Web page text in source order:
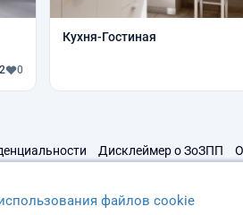
0
Кухня-Гостиная
Дисклеймер о ЗоЗПП
файлов cookie